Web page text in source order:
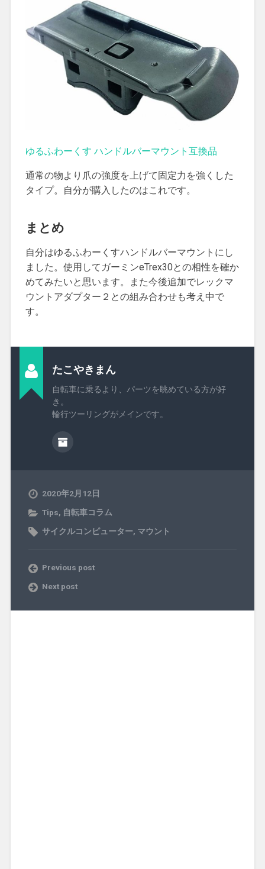
ゆるふわーくす ハンドルバーマウント互換品
通常の物より爪の強度を上げて固定力を強くした
タイプ。自分が購入したのはこれです。
まとめ
自分はゆるふわーくすハンドルバーマウントにし
ました。使用してガーミンeTrex30との相性を確か
めてみたいと思います。また今後追加でレックマ
ウントアダプター２との組み合わせも考え中で
す。
たこやきまん
自転車に乗るより、パーツを眺めている方が好
き。
輪行ツーリングがメインです。
2020年2月12日
Tips, 自転車コラム
サイクルコンピューター, マウント
Previous post
Next post